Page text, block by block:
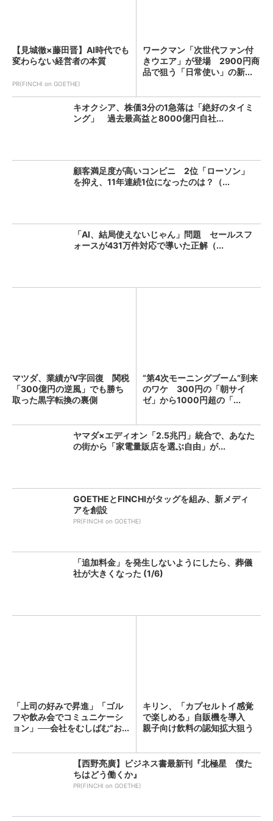
【見城徹×藤田晋】AI時代でも
変わらない経営者の本質
PR(FINCHI on GOETHE)
ワークマン「次世代ファン付
きウエア」が登場 2900円商
品で狙う「日常使い」の新...
キオクシア、株価3分の1急落は「絶好のタイミ
ング」 過去最高益と8000億円自社...
顧客満足度が高いコンビニ 2位「ローソン」
を抑え、11年連続1位になったのは？（...
「AI、結局使えないじゃん」問題 セールスフ
ォースが431万件対応で導いた正解（...
マツダ、業績がV字回復 関税
「300億円の逆風」でも勝ち
取った黒字転換の裏側
“第4次モーニングブーム”到来
のワケ 300円の「朝サイ
ゼ」から1000円超の「...
ヤマダ×エディオン「2.5兆円」統合で、あなた
の街から「家電量販店を選ぶ自由」が...
GOETHEとFINCHIがタッグを組み、新メディ
アを創設
PR(FINCHI on GOETHE)
「追加料金」を発生しないようにしたら、葬儀
社が大きくなった (1/6)
「上司の好みで昇進」「ゴル
フや飲み会でコミュニケーシ
ョン」──会社をむしばむ“お...
キリン、「カプセルトイ感覚
で楽しめる」自販機を導入
親子向け飲料の認知拡大狙う
【西野亮廣】ビジネス書最新刊『北極星 僕た
ちはどう働くか』
PR(FINCHI on GOETHE)